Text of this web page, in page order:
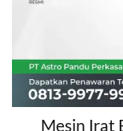
Mesin Irat